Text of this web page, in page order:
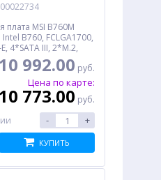
6*USB2.0,
mATX
плата MSI B760M
B760, FCLGA1700,
4*SATA III, 2*M.2,
HDMI, 6*USB2.0,
mATX, BOX
10 992.00 руб.
Цена по карте:
10 773.00 руб.
- +
КУПИТЬ